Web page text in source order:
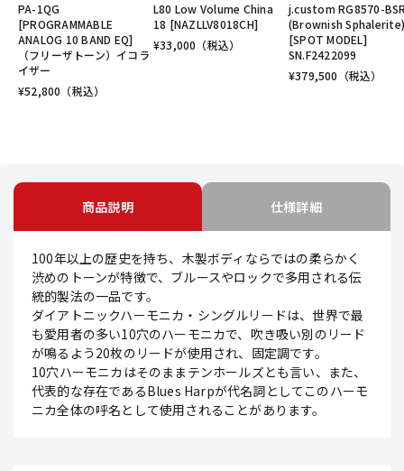
PA-1QG
[PROGRAMMABLE
ANALOG 10 BAND EQ]
（フリーザトーン）イコラ
イザー
¥52,800 （税込）
L80 Low Volume China
18 [NAZLLV8018CH]
¥33,000 （税込）
j.custom RG8570-
(Brownish
[SPOT MODEL]
SN.F2422099
¥379,500 （税込）
商品説明 仕様詳細
100年以上の歴史を持ち、木製ボディならではの柔らかく
渋めのトーンが特徴で、ブルースやロックで多用される伝
統的製法の一品です。
ダイアトニックハーモニカ・シングルリードは、世界で最
も愛用者の多い10穴のハーモニカで、吹き吸い別のリード
が鳴るよう20枚のリードが使用され、固定調です。
10穴ハーモニカはそのままテンホールズとも言い、また、
代表的な存在であるBlues Harpが代名詞としてこのハーモ
ニカ全体の呼名として使用されることがあります。